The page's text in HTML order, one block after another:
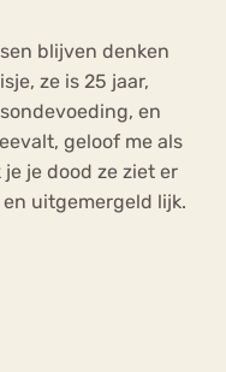
blijven denken
ze is 25 jaar,
en
geloof me als
je dood ze ziet er
uitgemergeld lijk.